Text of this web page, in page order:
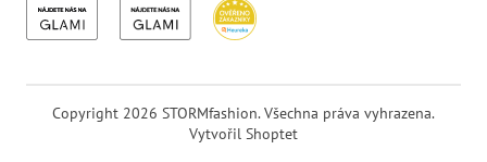
Vytvořil Shoptet
Copyright 2026 STORMfashion. Všechna práva vyhrazena.